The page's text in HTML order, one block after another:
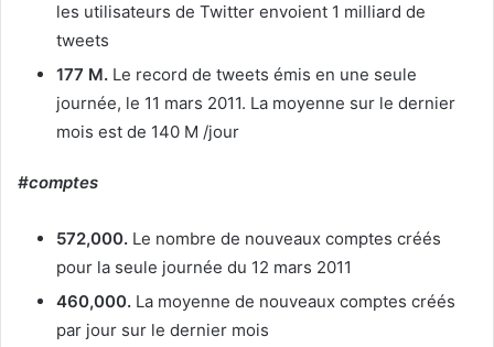
les utilisateurs de Twitter envoient 1 milliard de
tweets
177 M. Le record de tweets émis en une seule
journée, le 11 mars 2011. La moyenne sur le dernier
mois est de 140 M /jour
#comptes
572,000. Le nombre de nouveaux comptes créés
pour la seule journée du 12 mars 2011
460,000. La moyenne de nouveaux comptes créés
par jour sur le dernier mois